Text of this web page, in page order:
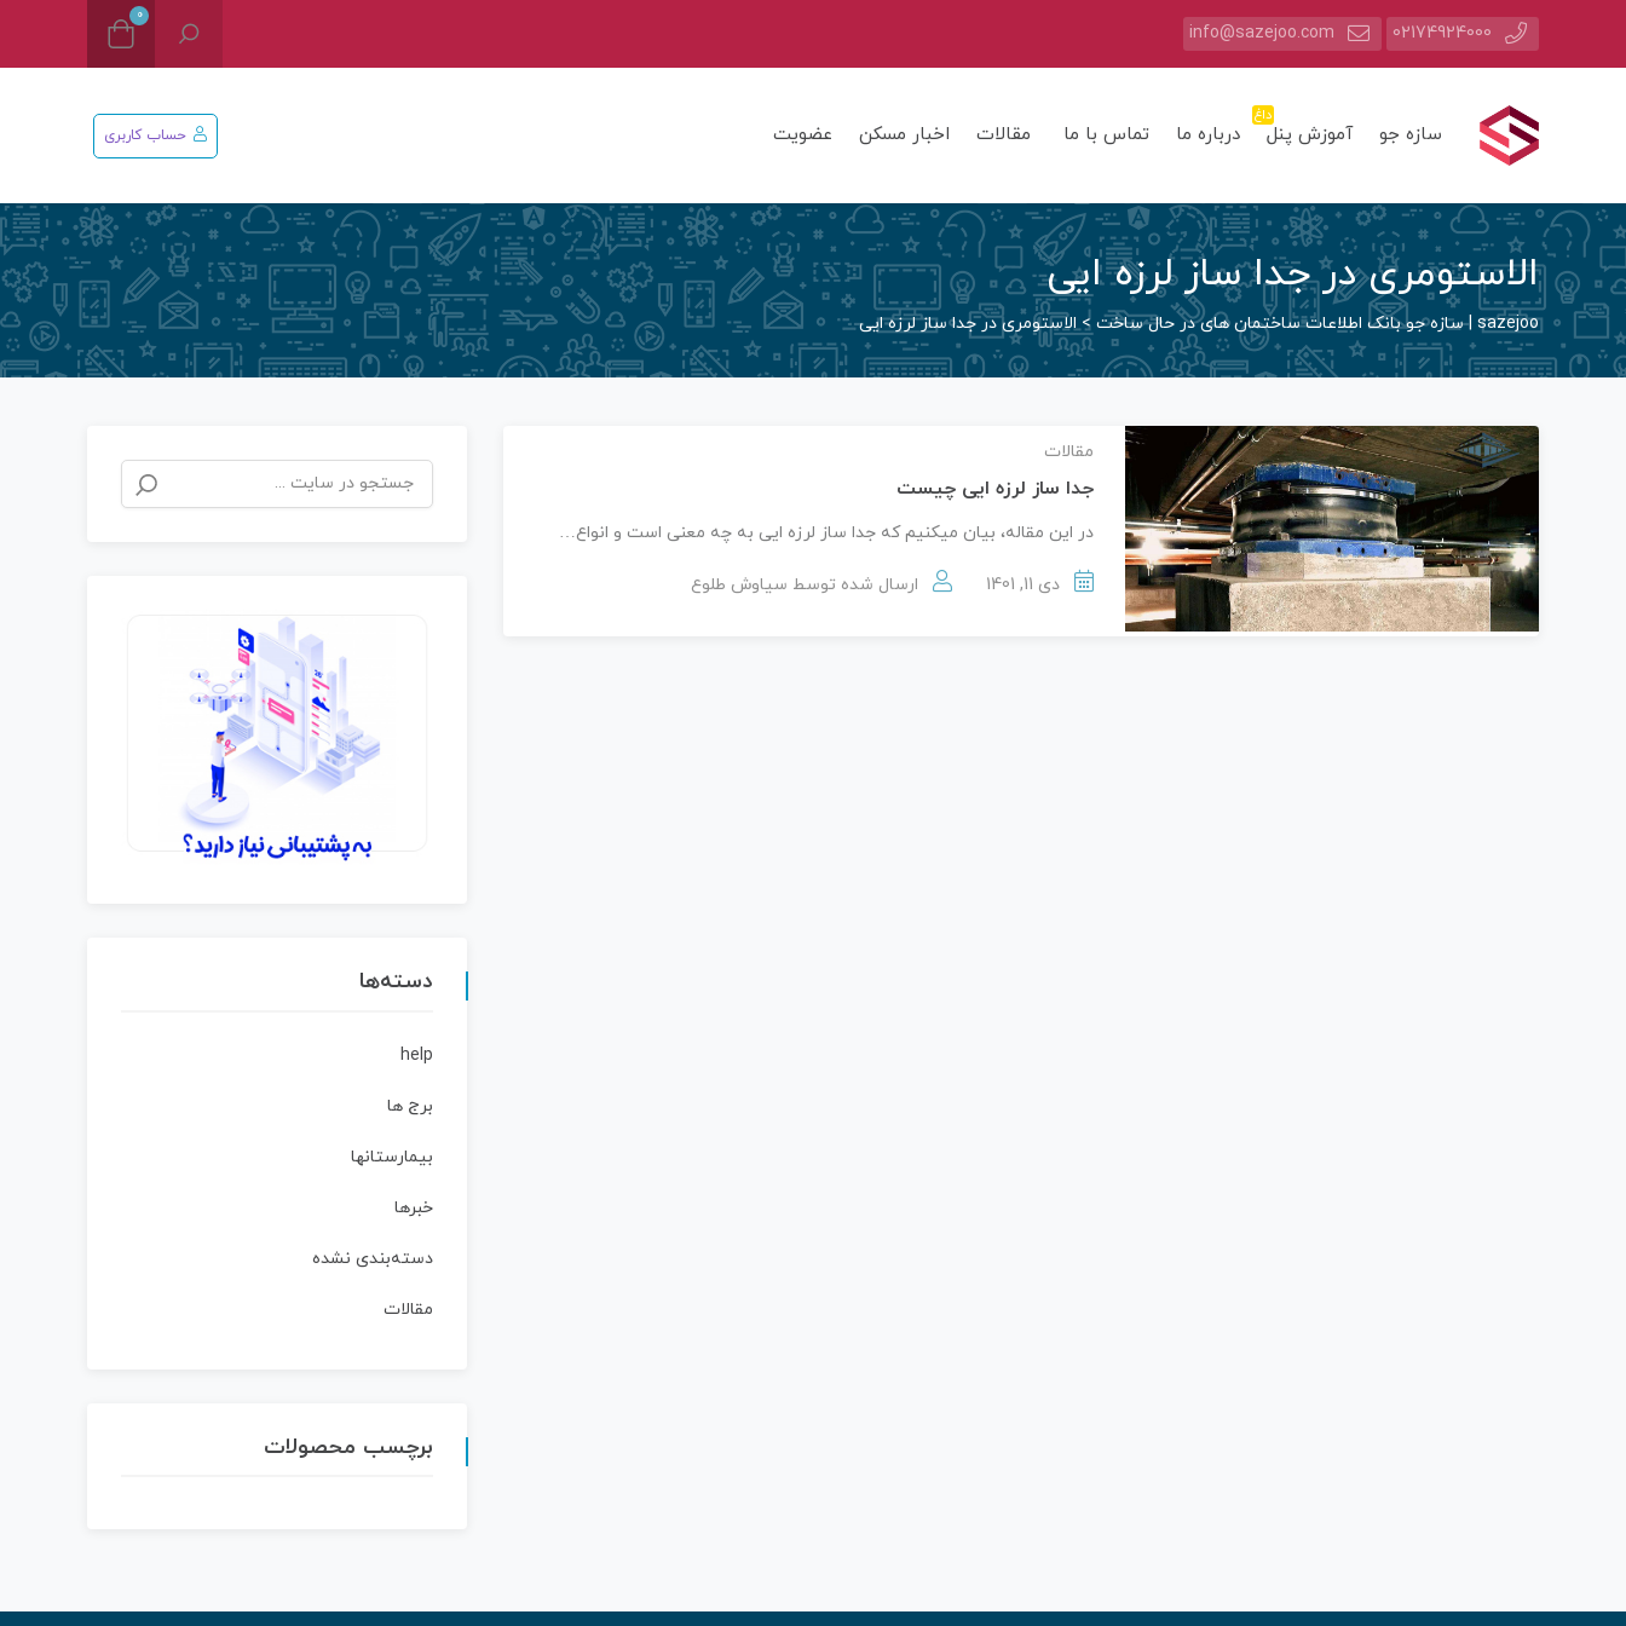
02174924000
info@sazejoo.com
0
سازه جو آموزش پنل
داغ
درباره ما تماس با ما مقالات اخبار مسکن عضویت حساب کاربری
الاستومری در جدا ساز لرزه ایی
sazejoo | سازه جو بانک اطلاعات ساختمان های در حال ساخت >الاستومری در جدا ساز لرزه ایی
مقالات
جدا ساز لرزه ایی چیست
در این مقاله، بیان میکنیم که جدا ساز لرزه ایی به چه معنی است و انواع…
دی 11, 1401 ارسال شده توسط سیاوش طلوع
دسته‌ها
help
برج ها
بیمارستانها
خبرها
دسته‌بندی نشده
مقالات
برچسب محصولات